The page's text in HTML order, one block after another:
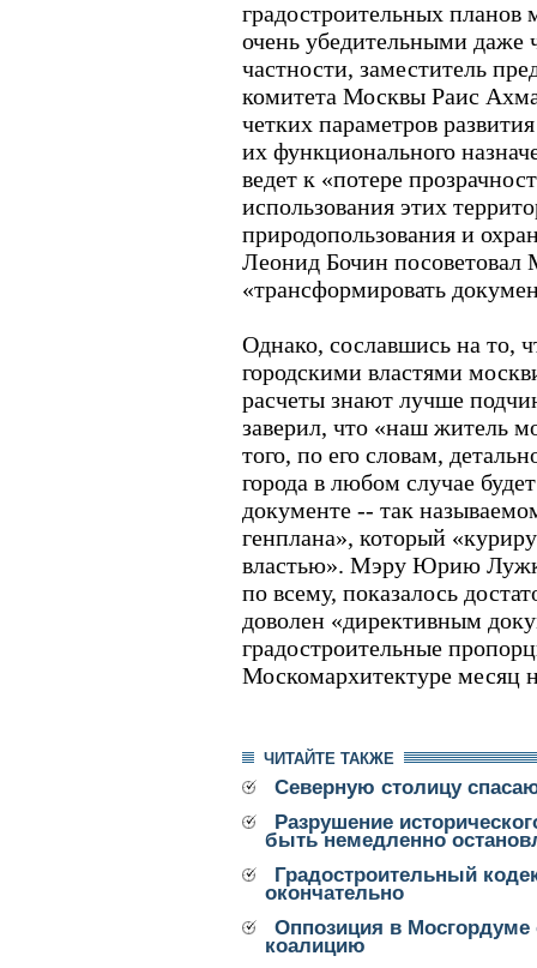
градостроительных планов
очень убедительными
частности, заместитель
комитета Москвы Раис
четких параметров
их функционального
ведет к «потере
использования этих
природопользования и
Леонид Бочин посоветовал
«трансформировать
Однако, сославшись на то,
городскими властями
расчеты знают лучше
заверил, что «наш житель
того, по его словам,
города в любом случае
документе -- так
генплана», который
властью». Мэру Юрию
по всему, показалось
доволен «директивным
градостроительные
Москомархитектуре месяц
ЧИТАЙТЕ ТАКЖЕ
Северную столицу
Разрушение
быть немедленно
Градостроительный
окончательно
Оппозиция в
коалицию